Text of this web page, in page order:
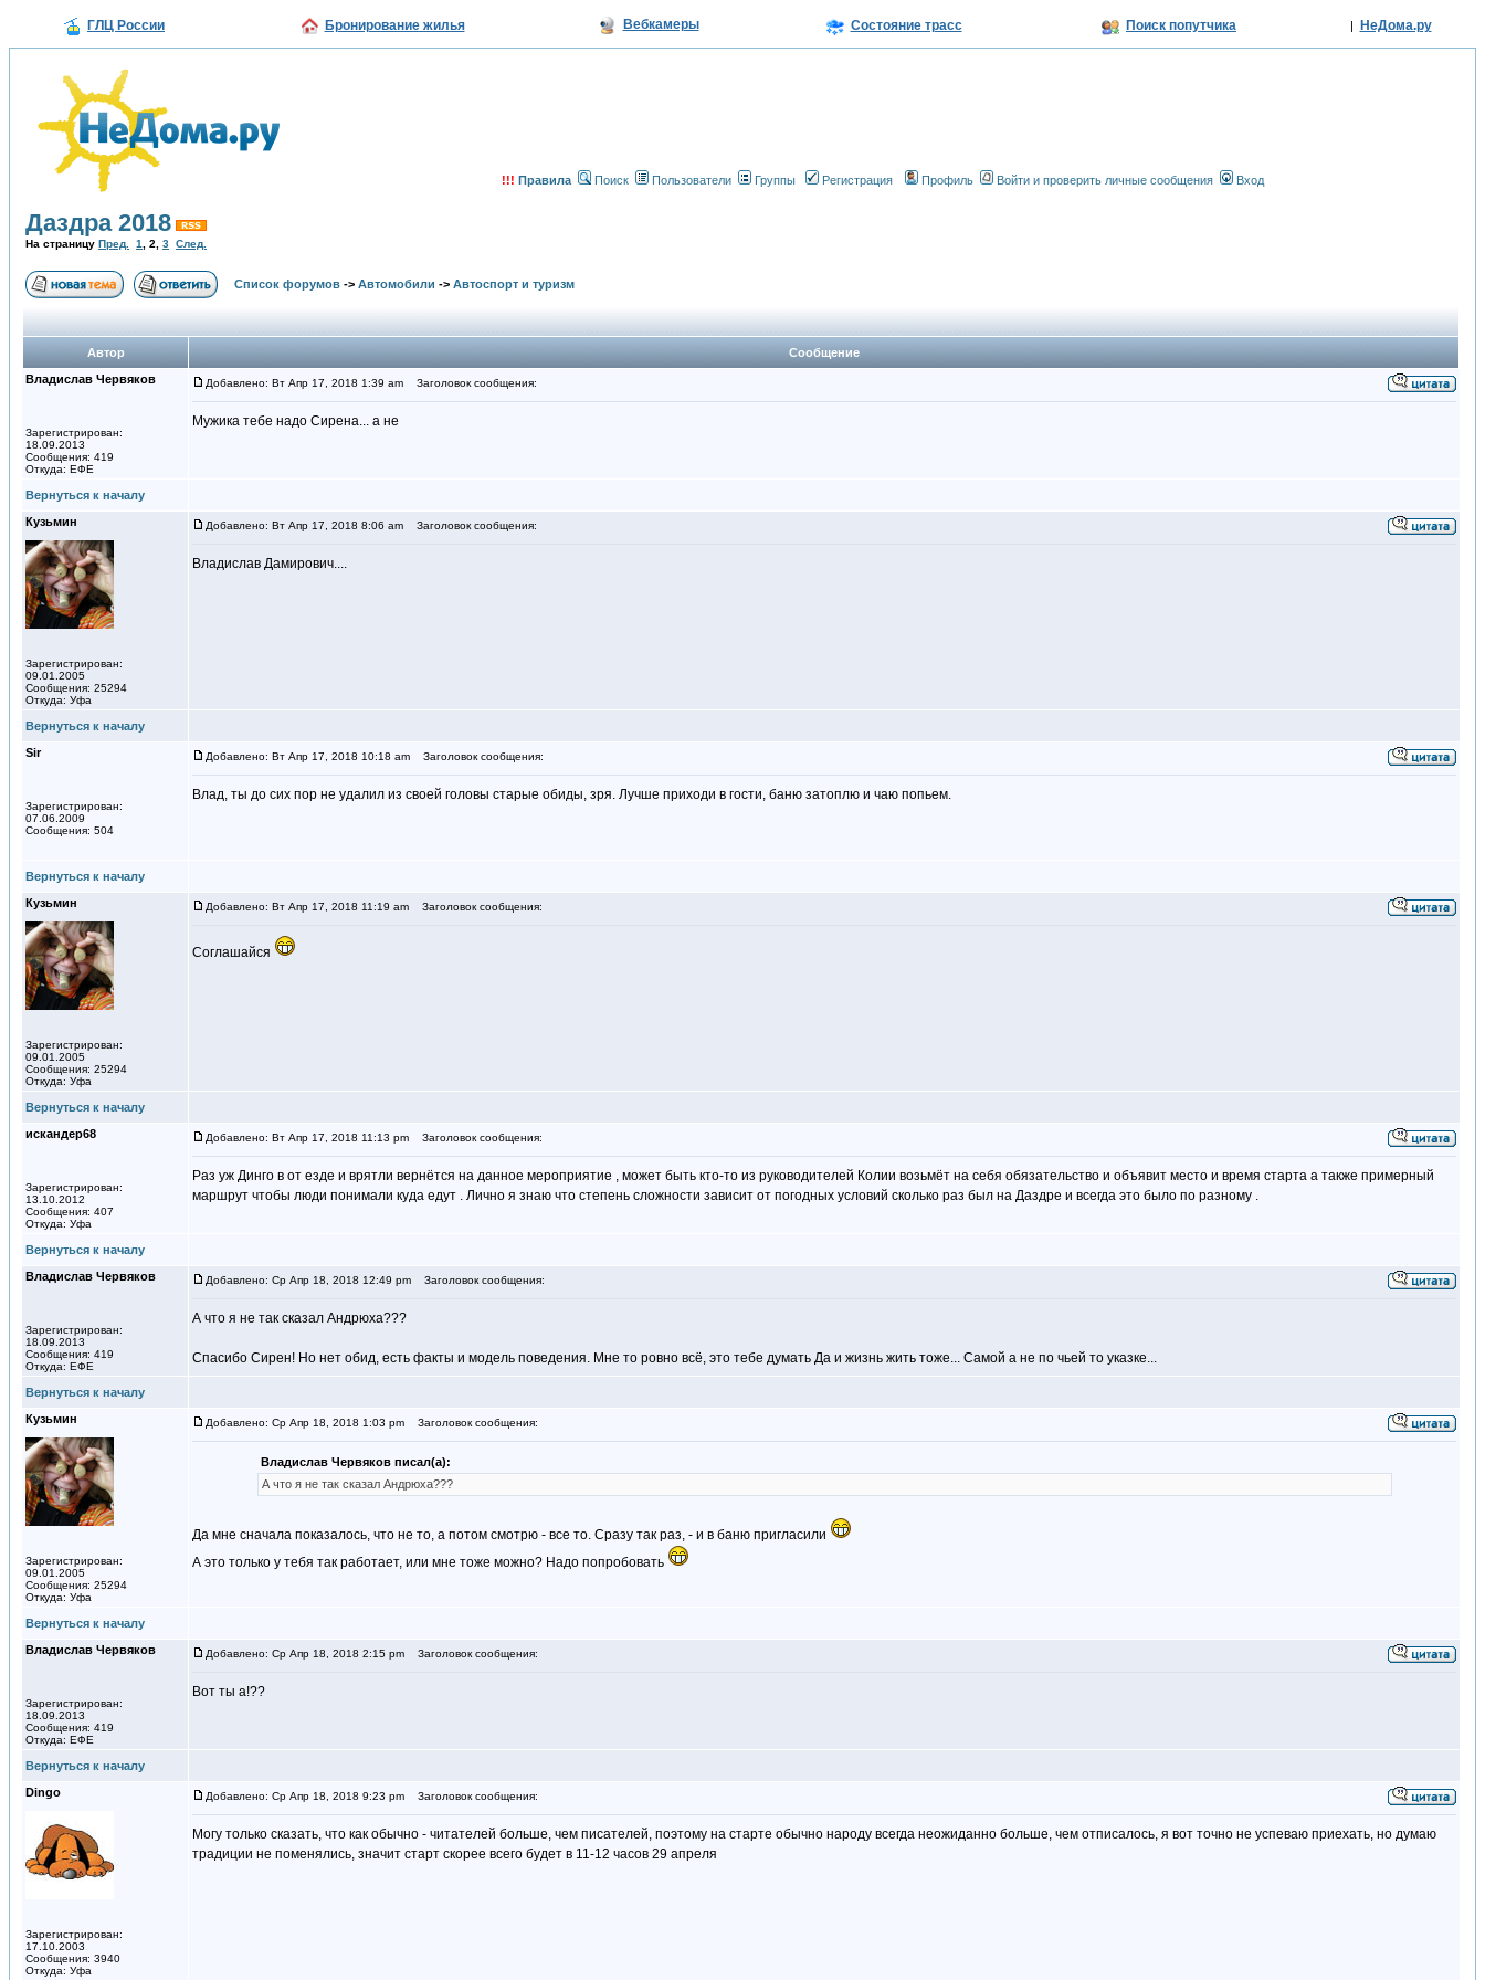
ГЛЦ России Бронирование жилья Вебкамеры Состояние трасс Поиск попутчика | НеДома.ру
!!! Правила Поиск Пользователи Группы Регистрация Профиль Войти и проверить личные сообщения Вход
Даздра 2018
На страницу Пред. 1 2 3 След.
Список форумов -> Автомобили -> Автоспорт и туризм
Автор
Сообщение
Владислав Червяков
Зарегистрирован:
18.09.2013
Сообщения: 419
Откуда: ЕФЕ
Добавлено: Вт Апр 17, 2018 1:39 am Заголовок сообщения:
Мужика тебе надо Сирена... а не
Вернуться к началу
Кузьмин
Зарегистрирован:
09.01.2005
Сообщения: 25294
Откуда: Уфа
Добавлено: Вт Апр 17, 2018 8:06 am Заголовок сообщения:
Владислав Дамирович....
Вернуться к началу
Sir
Зарегистрирован:
07.06.2009
Сообщения: 504
Добавлено: Вт Апр 17, 2018 10:18 am Заголовок сообщения:
Влад, ты до сих пор не удалил из своей головы старые обиды, зря. Лучше приходи в гости, баню затоплю и чаю попьем.
Вернуться к началу
Кузьмин
Зарегистрирован:
09.01.2005
Сообщения: 25294
Откуда: Уфа
Добавлено: Вт Апр 17, 2018 11:19 am Заголовок сообщения:
Соглашайся
Вернуться к началу
искандер68
Зарегистрирован:
13.10.2012
Сообщения: 407
Откуда: Уфа
Добавлено: Вт Апр 17, 2018 11:13 pm Заголовок сообщения:
Раз уж Динго в от езде и врятли вернётся на данное мероприятие , может быть кто-то из руководителей Колии возьмёт на себя обязательство и объявит место и время старта а также примерный
маршрут чтобы люди понимали куда едут . Лично я знаю что степень сложности зависит от погодных условий сколько раз был на Даздре и всегда это было по разному .
Вернуться к началу
Владислав Червяков
Зарегистрирован:
18.09.2013
Сообщения: 419
Откуда: ЕФЕ
Добавлено: Ср Апр 18, 2018 12:49 pm Заголовок сообщения:
А что я не так сказал Андрюха???
Спасибо Сирен! Но нет обид, есть факты и модель поведения. Мне то ровно всё, это тебе думать Да и жизнь жить тоже... Самой а не по чьей то указке...
Вернуться к началу
Кузьмин
Зарегистрирован:
09.01.2005
Сообщения: 25294
Откуда: Уфа
Добавлено: Ср Апр 18, 2018 1:03 pm Заголовок сообщения:
Владислав Червяков писал(а):
А что я не так сказал Андрюха???
Да мне сначала показалось, что не то, а потом смотрю - все то. Сразу так раз, - и в баню пригласили
А это только у тебя так работает, или мне тоже можно? Надо попробовать
Вернуться к началу
Владислав Червяков
Зарегистрирован:
18.09.2013
Сообщения: 419
Откуда: ЕФЕ
Добавлено: Ср Апр 18, 2018 2:15 pm Заголовок сообщения:
Вот ты а!??
Вернуться к началу
Dingo
Зарегистрирован:
17.10.2003
Сообщения: 3940
Откуда: Уфа
Добавлено: Ср Апр 18, 2018 9:23 pm Заголовок сообщения:
Могу только сказать, что как обычно - читателей больше, чем писателей, поэтому на старте обычно народу всегда неожиданно больше, чем отписалось, я вот точно не успеваю приехать, но думаю
традиции не поменялись, значит старт скорее всего будет в 11-12 часов 29 апреля